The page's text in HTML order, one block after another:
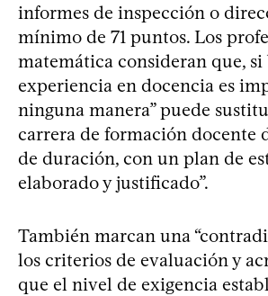
informes de inspección o
mínimo de 71 puntos. Los
matemática consideran que,
experiencia en docencia es
ninguna manera” puede
carrera de formación docente
de duración, con un plan de
elaborado y justificado”.
También marcan una
los criterios de evaluación y
que el nivel de exigencia